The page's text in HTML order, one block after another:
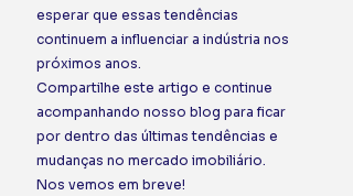
esperar que essas tendências
continuem a influenciar a indústria nos
próximos anos.
Compartilhe este artigo e continue
acompanhando nosso blog para ficar
por dentro das últimas tendências e
mudanças no mercado imobiliário.
Nos vemos em breve!